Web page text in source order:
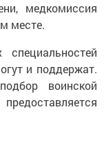
медкомиссия
месте.
и поддержат.
воинской